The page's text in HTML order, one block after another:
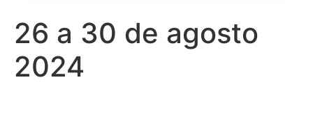
26 a 30 de agosto
2024